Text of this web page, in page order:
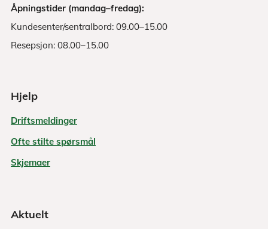
Åpningstider (mandag–fredag):
Kundesenter/sentralbord: 09.00–15.00
Resepsjon: 08.00–15.00
Hjelp
Driftsmeldinger
Ofte stilte spørsmål
Skjemaer
Aktuelt